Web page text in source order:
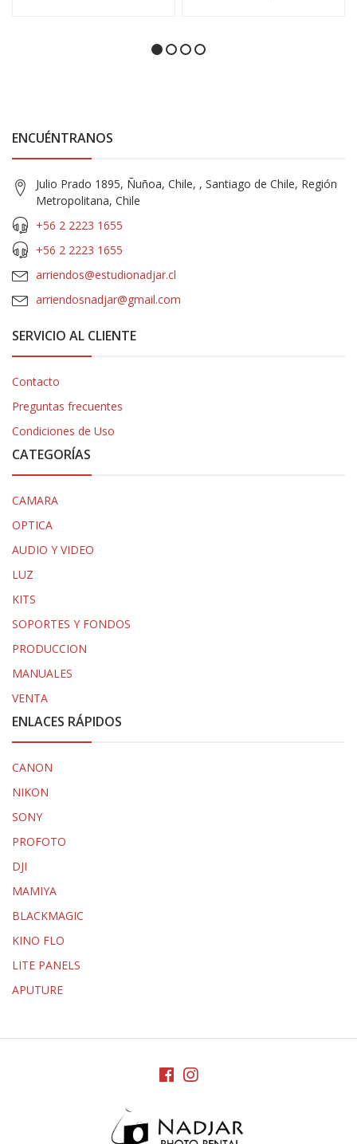
ENCUÉNTRANOS
Julio Prado 1895, Ñuñoa, Chile, , Santiago de Chile, Región
Metropolitana, Chile
+56 2 2223 1655
+56 2 2223 1655
arriendos@estudionadjar.cl
arriendosnadjar@gmail.com
SERVICIO AL CLIENTE
Contacto
Preguntas frecuentes
Condiciones de Uso
CATEGORÍAS
CAMARA
OPTICA
AUDIO Y VIDEO
LUZ
KITS
SOPORTES Y FONDOS
PRODUCCION
MANUALES
VENTA
ENLACES RÁPIDOS
CANON
NIKON
SONY
PROFOTO
DJI
MAMIYA
BLACKMAGIC
KINO FLO
LITE PANELS
APUTURE